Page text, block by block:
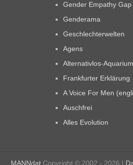
Gender Empathy Gap
Genderama
Geschlechterwelten
Agens
Alternativlos-Aquarium
Frankfurter Erklärung
A Voice For Men
Auschfrei
Alles Evolution
MANNdatCopyright © 2002 - 2026 |